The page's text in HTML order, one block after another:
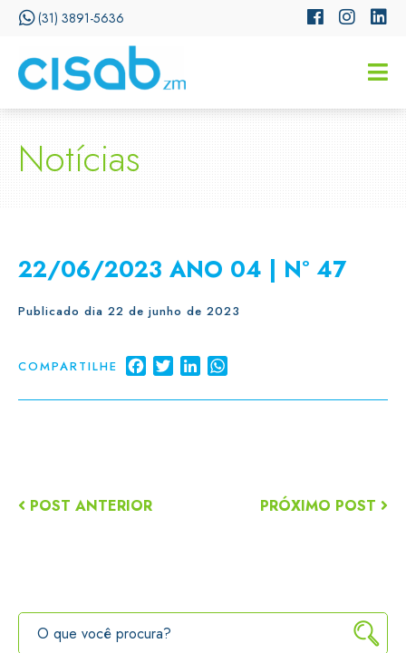
(31) 3891-5636
Notícias
22/06/2023 ANO 04 | Nº 47
Publicado dia 22 de junho de 2023
COMPARTILHE FacebookTwitterLinkedIn
POST ANTERIOR PRÓXIMO POST
CISSA